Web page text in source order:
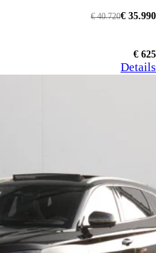
€ 35.990
€ 40.720
€ 625
Details